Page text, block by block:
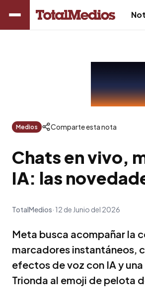
Medios Comparte esta nota
Chats en vivo,
IA: las
TotalMedios 12 de Junio del 2026
Meta busca acompañar la
marcadores instantáneos,
efectos de voz con IA y
Trionda al emoji de pelota